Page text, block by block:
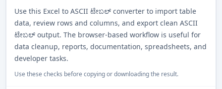
Use this Excel to ASCII ಟೇಬಲ್ converter to import table
data, review rows and columns, and export clean ASCII
ಟೇಬಲ್ output. The browser-based workflow is useful for
data cleanup, reports, documentation, spreadsheets, and
developer tasks.
Use these checks before copying or downloading the result.